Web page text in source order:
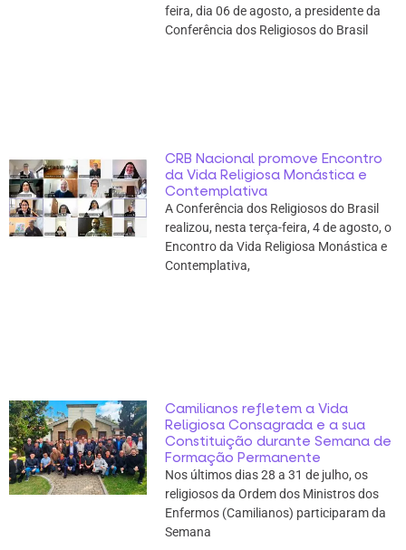
feira, dia 06 de agosto, a presidente da
Conferência dos Religiosos do Brasil
CRB Nacional promove Encontro
da Vida Religiosa Monástica e
Contemplativa
A Conferência dos Religiosos do Brasil
realizou, nesta terça-feira, 4 de agosto, o
Encontro da Vida Religiosa Monástica e
Contemplativa,
Camilianos refletem a Vida
Religiosa Consagrada e a sua
Constituição durante Semana de
Formação Permanente
Nos últimos dias 28 a 31 de julho, os
religiosos da Ordem dos Ministros dos
Enfermos (Camilianos) participaram da
Semana